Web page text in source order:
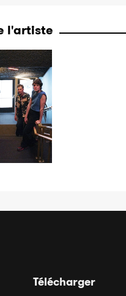
l'artiste
Télécharger